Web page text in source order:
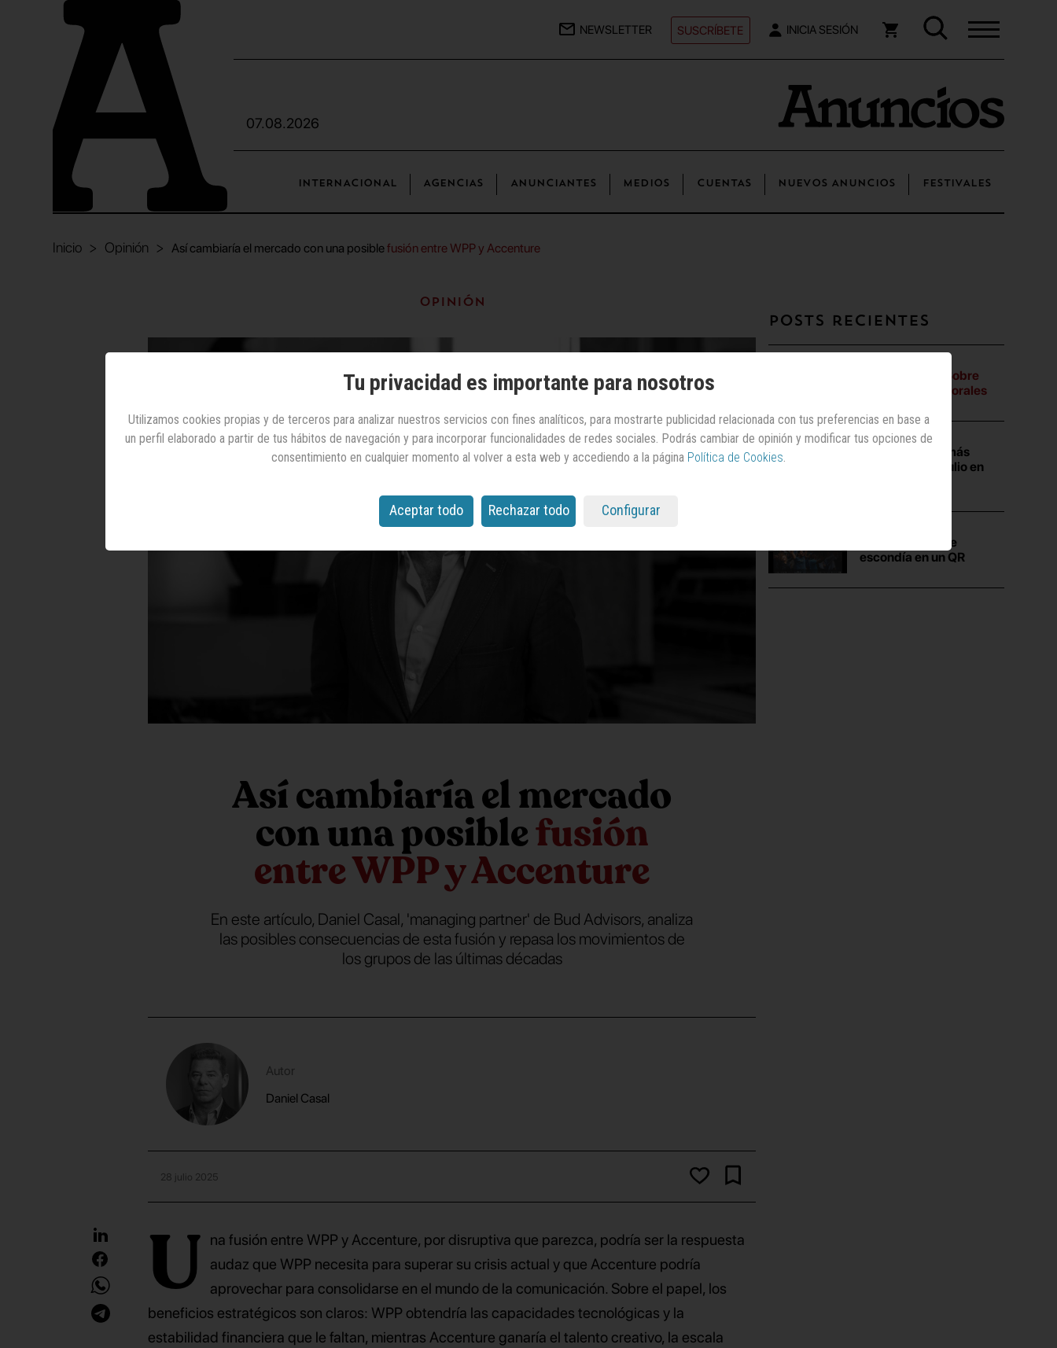
NEWSLETTER SUSCRÍBETE INICIA SESIÓN
07.08.2026
INTERNACIONAL AGENCIAS ANUNCIANTES MEDIOS CUENTAS NUEVOS ANUNCIOS FESTIVALES
Inicio Opinión Así cambiaría el mercado con una posiblefusión entre WPP y Accenture
Opinión
Así cambiaría el mercado
con una posiblefusión
entre WPP y Accenture
En este artículo, Daniel Casal, 'managing partner' de Bud Advisors, analiza
las posibles consecuencias de esta fusión y repasa los movimientos de
los grupos de las últimas décadas
Autor
Daniel Casal
28 julio 2025
U na fusión entre WPP y Accenture, por disruptiva que parezca, podría ser la respuesta
audaz que WPP necesita para superar su crisis actual y que Accenture podría
aprovechar para consolidarse en el mundo de la comunicación. Sobre el papel, los
beneficios estratégicos son claros: WPP obtendría las capacidades tecnológicas y la
estabilidad financiera que le faltan, mientras Accenture ganaría el talento creativo, la escala
Posts recientes
Sobre
campañas electorales
Las campañas más
vistas durante julio en
que se
escondía en un QR
Tu privacidad es importante para nosotros
Utilizamos cookies propias y de terceros para analizar nuestros servicios con fines analíticos, para mostrarte publicidad relacionada con tus preferencias en base a
un perfil elaborado a partir de tus hábitos de navegación y para incorporar funcionalidades de redes sociales. Podrás cambiar de opinión y modificar tus opciones de
consentimiento en cualquier momento al volver a esta web y accediendo a la página Política de Cookies.
Aceptar todo Rechazar todo Configurar